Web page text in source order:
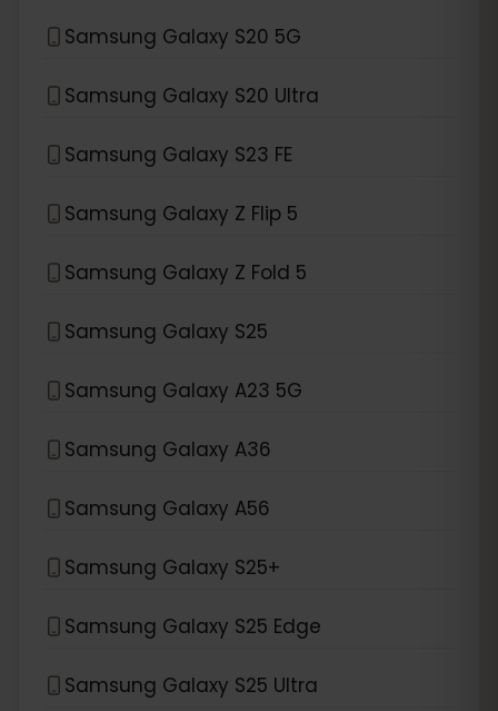
Samsung Galaxy S20 5G
Samsung Galaxy S20 Ultra
Samsung Galaxy S23 FE
Samsung Galaxy Z Flip 5
Samsung Galaxy Z Fold 5
Samsung Galaxy S25
Samsung Galaxy A23 5G
Samsung Galaxy A36
Samsung Galaxy A56
Samsung Galaxy S25+
Samsung Galaxy S25 Edge
Samsung Galaxy S25 Ultra